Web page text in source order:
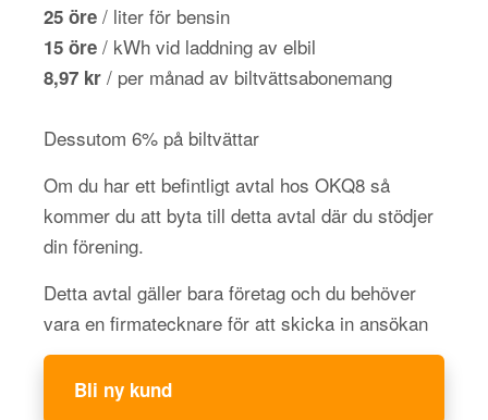
25 öre / liter för bensin
15 öre / kWh vid laddning av elbil
8,97 kr / per månad av biltvättsabonemang
Dessutom 6% på biltvättar
Om du har ett befintligt avtal hos OKQ8 så
kommer du att byta till detta avtal där du stödjer
din förening.
Detta avtal gäller bara företag och du behöver
vara en firmatecknare för att skicka in ansökan
Bli ny kund